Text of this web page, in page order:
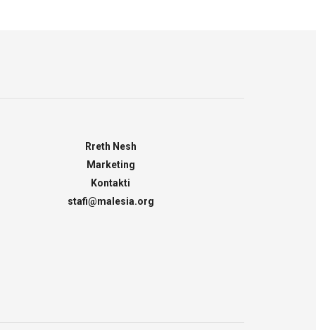
Rreth Nesh
Marketing
Kontakti
stafi@malesia.org